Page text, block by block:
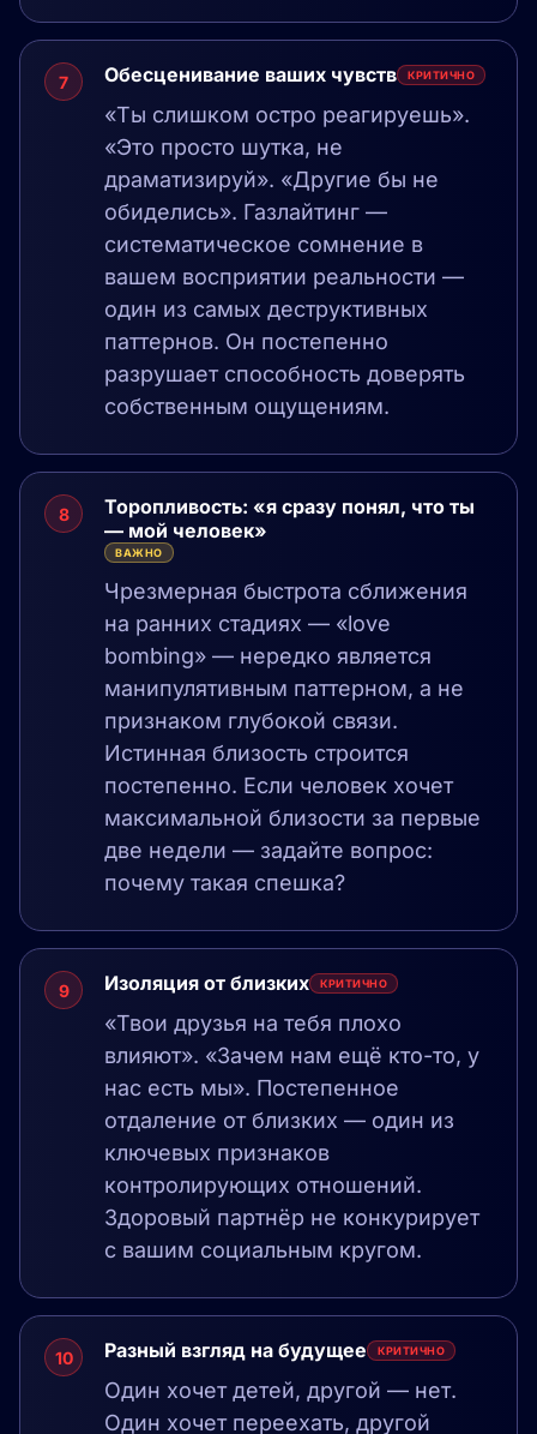
7 Обесценивание ваших чувств КРИТИЧНО
«Ты слишком остро реагируешь».
«Это просто шутка, не
драматизируй». «Другие бы не
обиделись». Газлайтинг —
систематическое сомнение в
вашем восприятии реальности —
один из самых деструктивных
паттернов. Он постепенно
разрушает способность доверять
собственным ощущениям.
8
Торопливость: «я сразу понял, что ты
— мой человек»
ВАЖНО
Чрезмерная быстрота сближения
на ранних стадиях — «love
bombing» — нередко является
манипулятивным паттерном, а не
признаком глубокой связи.
Истинная близость строится
постепенно. Если человек хочет
максимальной близости за первые
две недели — задайте вопрос:
почему такая спешка?
9 Изоляция от близких КРИТИЧНО
«Твои друзья на тебя плохо
влияют». «Зачем нам ещё кто-то, у
нас есть мы». Постепенное
отдаление от близких — один из
ключевых признаков
контролирующих отношений.
Здоровый партнёр не конкурирует
с вашим социальным кругом.
10 Разный взгляд на будущее КРИТИЧНО
Один хочет детей, другой — нет.
Один хочет переехать, другой